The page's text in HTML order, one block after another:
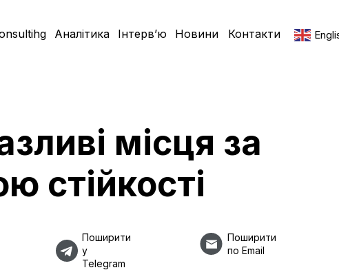
Аналітика Інтерв’ю Новини Контакти
місця за
стійкості
Поширити
у
Telegram
Поширити
по Email